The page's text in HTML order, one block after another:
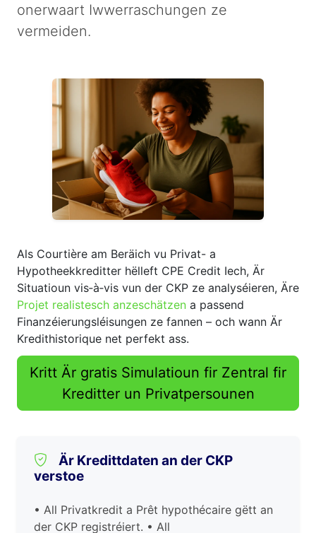
onerwaart Iwwerraschungen ze
vermeiden.
Als Courtière am Beräich vu Privat- a
Hypotheekkreditter hëlleft CPE Credit Iech, Är
Situatioun vis‑à‑vis vun der CKP ze analyséieren, Äre
Projet realistesch anzeschätzen a passend
Finanzéierungsléisungen ze fannen – och wann Är
Kredithistorique net perfekt ass.
Kritt Är gratis Simulatioun fir Zentral fir
Kreditter un Privatpersounen
Är Kredittdaten an der CKP
verstoe
• All Privatkredit a Prêt hypothécaire gëtt an
der CKP registréiert. • All